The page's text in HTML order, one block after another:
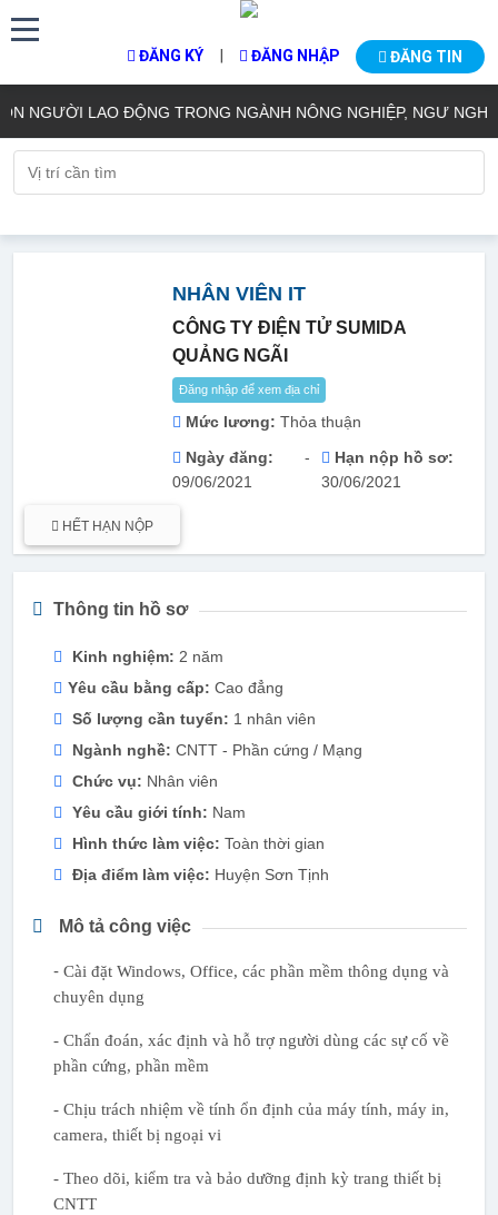
ĐĂNG KÝ | ĐĂNG NHẬP ĐĂNG TIN
LAO ĐỘNG TRONG NGÀNH NÔNG NGHIỆP, NGƯ
NHÂN VIÊN IT
CÔNG TY ĐIỆN TỬ SUMIDA
QUẢNG NGÃI
Đăng nhập để xem địa chỉ
Mức lương: Thỏa thuận
Ngày đăng:
09/06/2021
-
Hạn nộp hồ sơ:
30/06/2021
HẾT HẠN NỘP
Thông tin hồ sơ
Kinh nghiệm: 2 năm
Yêu cầu bằng cấp: Cao đẳng
Số lượng cần tuyển: 1 nhân viên
Ngành nghề: CNTT - Phần cứng / Mạng
Chức vụ: Nhân viên
Yêu cầu giới tính: Nam
Hình thức làm việc: Toàn thời gian
Địa điểm làm việc: Huyện Sơn Tịnh
Mô tả công việc
- Cài đặt Windows, Office, các phần mềm thông dụng và
chuyên dụng
- Chẩn đoán, xác định và hỗ trợ người dùng các sự cố về
phần cứng, phần mềm
- Chịu trách nhiệm về tính ổn định của máy tính, máy in,
camera, thiết bị ngoại vi
- Theo dõi, kiểm tra và bảo dưỡng định kỳ trang thiết bị
CNTT